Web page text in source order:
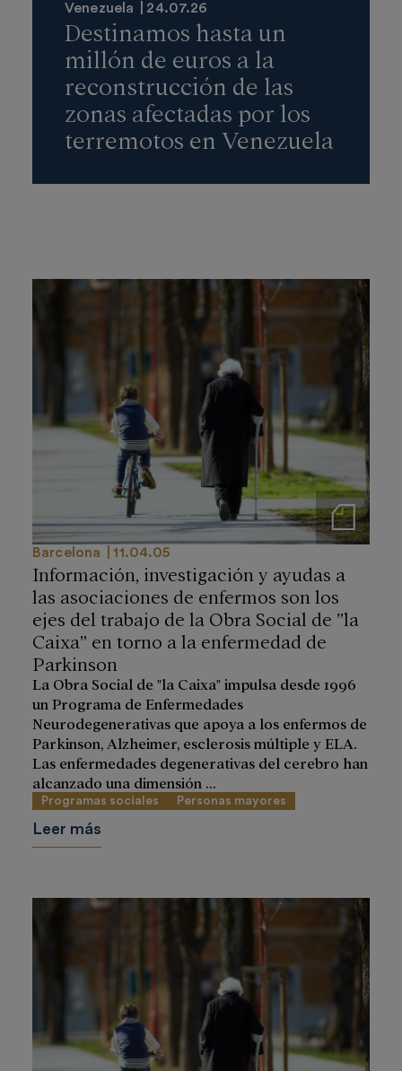
Venezuela 24.07.26
Destinamos hasta un
millón de euros a la
reconstrucción de las
zonas afectadas por los
terremotos en Venezuela
Notas de prensa
Barcelona 11.04.05
Información, investigación y ayudas a
las asociaciones de enfermos son los
ejes del trabajo de la Obra Social de ”la
Caixa” en torno a la enfermedad de
Parkinson
La Obra Social de "la Caixa" impulsa desde 1996
un Programa de Enfermedades
Neurodegenerativas que apoya a los enfermos de
Parkinson, Alzheimer, esclerosis múltiple y ELA.
Las enfermedades degenerativas del cerebro han
alcanzado una dimensión ...
Programas sociales Personas mayores
Leer más